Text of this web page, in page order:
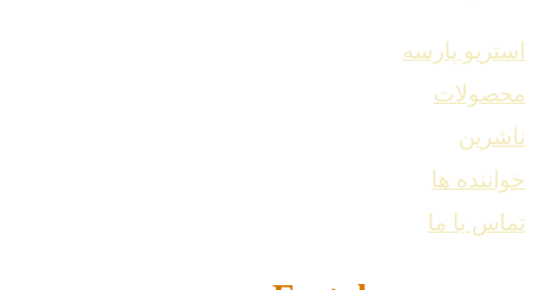
استریو پارسه
محصولات
ناشرین
خواننده ها
تماس با ما